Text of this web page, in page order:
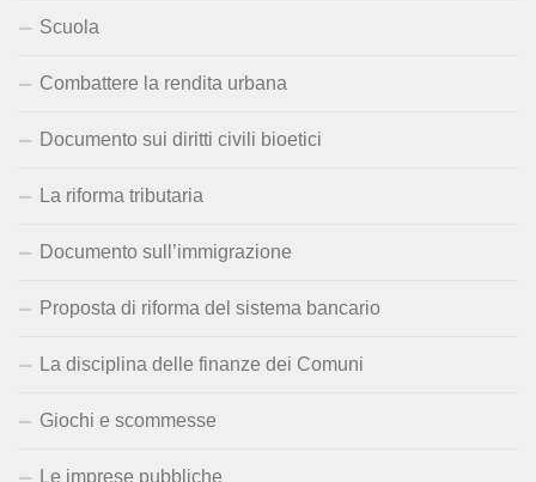
Scuola
Combattere la rendita urbana
Documento sui diritti civili bioetici
La riforma tributaria
Documento sull’immigrazione
Proposta di riforma del sistema bancario
La disciplina delle finanze dei Comuni
Giochi e scommesse
Le imprese pubbliche